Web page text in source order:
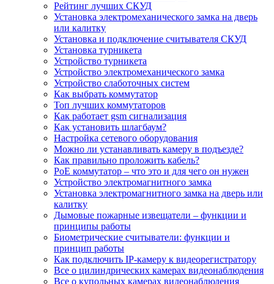
Рейтинг лучших СКУД
Установка электромеханического замка на дверь
или калитку
Установка и подключение считывателя СКУД
Установка турникета
Устройство турникета
Устройство электромеханического замка
Устройство слаботочных систем
Как выбрать коммутатор
Топ лучших коммутаторов
Как работает gsm сигнализация
Как установить шлагбаум?
Настройка сетевого оборудования
Можно ли устанавливать камеру в подъезде?
Как правильно проложить кабель?
PoE коммутатор – что это и для чего он нужен
Устройство электромагнитного замка
Установка электромагнитного замка на дверь или
калитку
Дымовые пожарные извещатели – функции и
принципы работы
Биометрические считыватели: функции и
принцип работы
Как подключить IP-камеру к видеорегистратору
Все о цилиндрических камерах видеонаблюдения
Все о купольных камерах видеонаблюдения